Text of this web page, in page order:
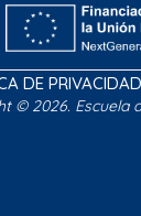
DE
© 2026. Escuela